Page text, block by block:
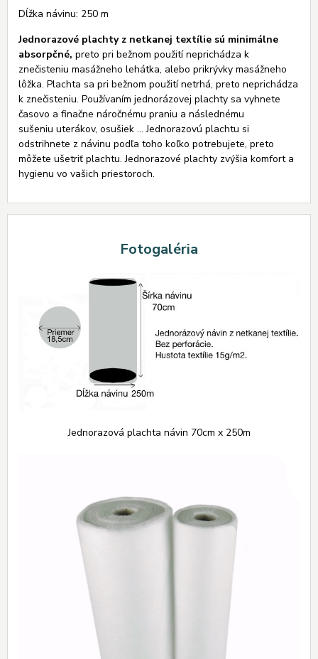
Dĺžka návinu: 250 m
Jednorazové plachty z netkanej textílie sú minimálne
absorpčné, preto pri bežnom použití neprichádza k
znečisteniu masážneho lehátka, alebo prikrývky masážneho
lôžka. Plachta sa pri bežnom použití netrhá, preto neprichádza
k znečisteniu. Používaním jednorázovej plachty sa vyhnete
časovo a finačne náročnému praniu a následnému
sušeniu uterákov, osušiek ... Jednorazovú plachtu si
odstrihnete z návinu podľa toho koľko potrebujete, preto
môžete ušetriť plachtu. Jednorazové plachty zvýšia komfort a
hygienu vo vašich priestoroch.
Fotogaléria
Jednorazová plachta návin 70cm x 250m